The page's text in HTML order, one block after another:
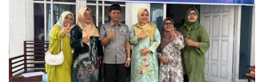
Kehadiran
Pemerintah
di
Tengah
Masyaraka